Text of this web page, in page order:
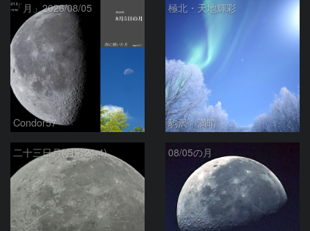
「月」2026/08/05
Condor57
極北・天地輝彩
駒沢 満晴
二十三日月(月齢21.4) 08/05の月